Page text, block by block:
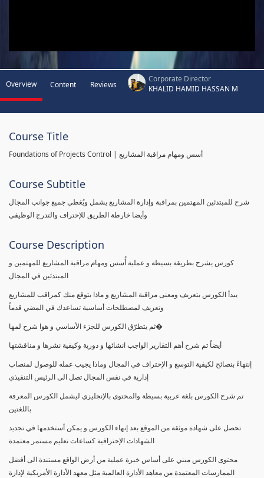
Overview Content Reviews
Corporate Director
KHALID HAMID HASSAN M
Course Title
Foundations of Projects Control | أسس ومهام مراقبة المشاريع
Course Subtitle
شرح للمبتدئين المهتمين بمراقبة وإدارة المشاريع يشمل ويُغطي جميع جوانب المجال
وأيضا خارطة الطريق للإحتراف والتدرج الوظيفي
Course Description
كورس يشرح بطريقة بسيطة و عملية أُسس ومهام مراقبة المشاريع للمهتمين و
المبتدئين في المجال
يبدأ الكورس بتعريف ومعنى مراقبة المشاريع و ماذا يتوقع منك كمراقب للمشاريع
وتعريف لمصطلحات أساسية تساعدك في المضي قدماً
ثم يتطرّق الكورس للجزء الأساسي و هوا شرح لمها�
أيضاً تم شرح أهم التقارير الواجب انشائها و دورية وكيفية نشرها و مناقشتها
إنتهاءً بنصائح لكيفية التوسع و الإحتراف في المجال وماذا يجيب عمله للوصول لمنصاب
إدارية في نفس المجال تصل الى الرئيس التنفيذي
تم شرح الكورس بلغة عربية بسيطة والمحتوى بالإنجليزي ليشمل الكورس المعرفة
باللغتين
تحصل على شهادة موثقة من الموقع بعد إنهاء الكورس و يمكن أستخدمها في تجديد
الشهادات الإحترافية كساعات تعليم مستمر معتمدة
محتوى الكورس مبني على أساس خبرة عملية من أرض الواقع مستندة الى أفضل
الممارسات المعتمدة من معاهد الأدارة العالمية مثل معهد الأدارة الأمريكية لإدارة